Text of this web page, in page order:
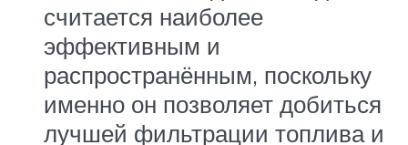
считается наиболее
эффективным и
распространённым, поскольку
именно он позволяет добиться
лучшей фильтрации топлива и